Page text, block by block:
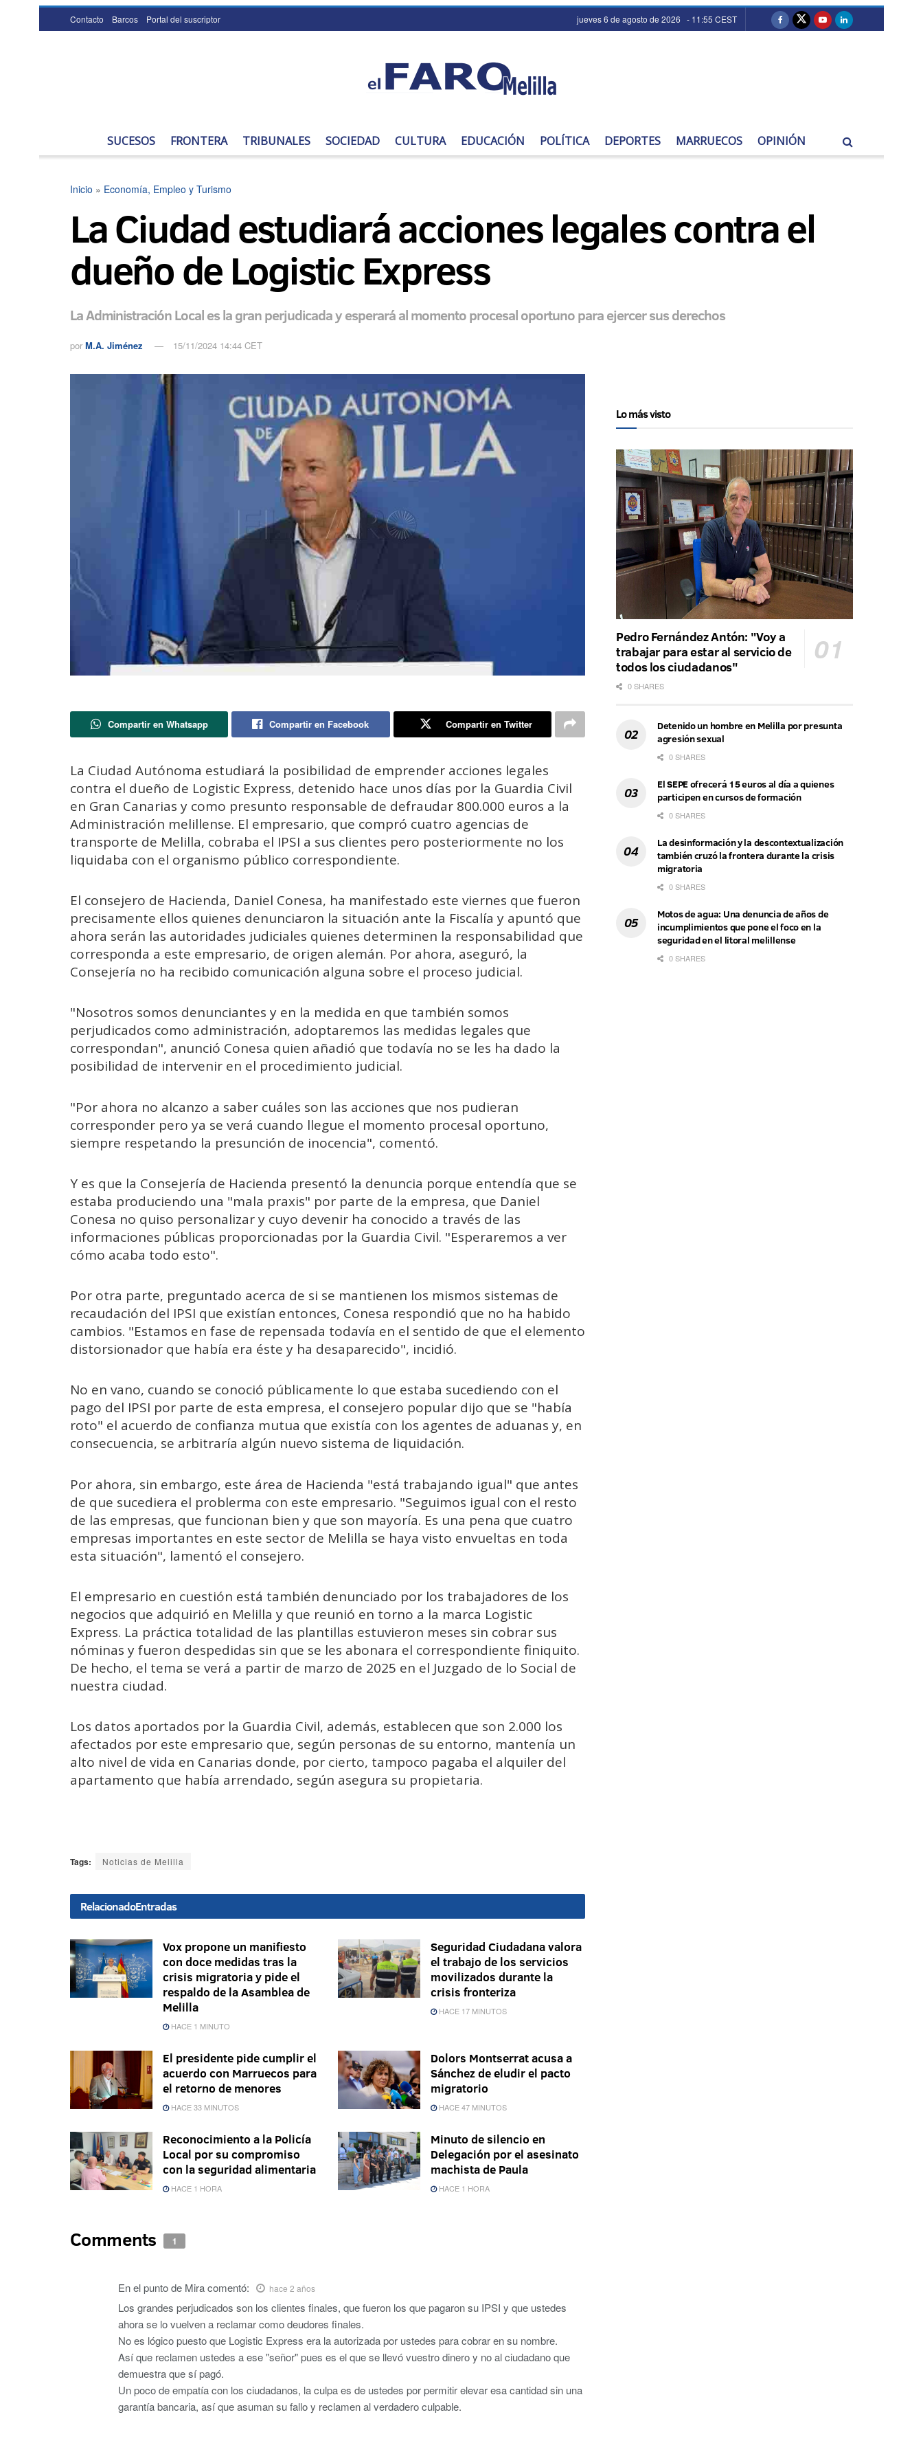
Contacto Barcos Portal del suscriptor jueves 6 de agosto de 2026 - 11:55 CEST
SUCESOS FRONTERA TRIBUNALES SOCIEDAD CULTURA EDUCACIÓN POLÍTICA DEPORTES MARRUECOS OPINIÓN
Inicio » Economía, Empleo y Turismo
La Ciudad estudiará acciones legales contra el
dueño de Logistic Express
La Administración Local es la gran perjudicada y esperará al momento procesal oportuno para ejercer sus derechos
por M.A. Jiménez 15/11/2024 14:44 CET
Compartir en Whatsapp Compartir en Facebook Compartir en Twitter
La Ciudad Autónoma estudiará la posibilidad de emprender acciones legales
contra el dueño de Logistic Express, detenido hace unos días por la Guardia Civil
en Gran Canarias y como presunto responsable de defraudar 800.000 euros a la
Administración melillense. El empresario, que compró cuatro agencias de
transporte de Melilla, cobraba el IPSI a sus clientes pero posteriormente no los
liquidaba con el organismo público correspondiente.
El consejero de Hacienda, Daniel Conesa, ha manifestado este viernes que fueron
precisamente ellos quienes denunciaron la situación ante la Fiscalía y apuntó que
ahora serán las autoridades judiciales quienes determinen la responsabilidad que
corresponda a este empresario, de origen alemán. Por ahora, aseguró, la
Consejería no ha recibido comunicación alguna sobre el proceso judicial.
"Nosotros somos denunciantes y en la medida en que también somos
perjudicados como administración, adoptaremos las medidas legales que
correspondan", anunció Conesa quien añadió que todavía no se les ha dado la
posibilidad de intervenir en el procedimiento judicial.
"Por ahora no alcanzo a saber cuáles son las acciones que nos pudieran
corresponder pero ya se verá cuando llegue el momento procesal oportuno,
siempre respetando la presunción de inocencia", comentó.
Y es que la Consejería de Hacienda presentó la denuncia porque entendía que se
estaba produciendo una "mala praxis" por parte de la empresa, que Daniel
Conesa no quiso personalizar y cuyo devenir ha conocido a través de las
informaciones públicas proporcionadas por la Guardia Civil. "Esperaremos a ver
cómo acaba todo esto".
Por otra parte, preguntado acerca de si se mantienen los mismos sistemas de
recaudación del IPSI que existían entonces, Conesa respondió que no ha habido
cambios. "Estamos en fase de repensada todavía en el sentido de que el elemento
distorsionador que había era éste y ha desaparecido", incidió.
No en vano, cuando se conoció públicamente lo que estaba sucediendo con el
pago del IPSI por parte de esta empresa, el consejero popular dijo que se "había
roto" el acuerdo de confianza mutua que existía con los agentes de aduanas y, en
consecuencia, se arbitraría algún nuevo sistema de liquidación.
Por ahora, sin embargo, este área de Hacienda "está trabajando igual" que antes
de que sucediera el problerma con este empresario. "Seguimos igual con el resto
de las empresas, que funcionan bien y que son mayoría. Es una pena que cuatro
empresas importantes en este sector de Melilla se haya visto envueltas en toda
esta situación", lamentó el consejero.
El empresario en cuestión está también denunciado por los trabajadores de los
negocios que adquirió en Melilla y que reunió en torno a la marca Logistic
Express. La práctica totalidad de las plantillas estuvieron meses sin cobrar sus
nóminas y fueron despedidas sin que se les abonara el correspondiente finiquito.
De hecho, el tema se verá a partir de marzo de 2025 en el Juzgado de lo Social de
nuestra ciudad.
Los datos aportados por la Guardia Civil, además, establecen que son 2.000 los
afectados por este empresario que, según personas de su entorno, mantenía un
alto nivel de vida en Canarias donde, por cierto, tampoco pagaba el alquiler del
apartamento que había arrendado, según asegura su propietaria.
Tags: Noticias de Melilla
RelacionadoEntradas
Vox propone un manifiesto
con doce medidas tras la
crisis migratoria y pide el
respaldo de la Asamblea de
Melilla
HACE 1 MINUTO
Seguridad Ciudadana valora
el trabajo de los servicios
movilizados durante la
crisis fronteriza
HACE 17 MINUTOS
El presidente pide cumplir el
acuerdo con Marruecos para
el retorno de menores
HACE 33 MINUTOS
Dolors Montserrat acusa a
Sánchez de eludir el pacto
migratorio
HACE 47 MINUTOS
Reconocimiento a la Policía
Local por su compromiso
con la seguridad alimentaria
HACE 1 HORA
Minuto de silencio en
Delegación por el asesinato
machista de Paula
HACE 1 HORA
Comments 1
En el punto de Miracomentó: hace 2 años
Los grandes perjudicados son los clientes finales, que fueron los que pagaron su IPSI y que ustedes
ahora se lo vuelven a reclamar como deudores finales.
No es lógico puesto que Logistic Express era la autorizada por ustedes para cobrar en su nombre.
Así que reclamen ustedes a ese "señor" pues es el que se llevó vuestro dinero y no al ciudadano que
demuestra que sí pagó.
Un poco de empatía con los ciudadanos, la culpa es de ustedes por permitir elevar esa cantidad sin una
garantía bancaria, así que asuman su fallo y reclamen al verdadero culpable.
Lo más visto
Pedro Fernández Antón: "Voy a
trabajar para estar al servicio de
todos los ciudadanos"
0 SHARES
Detenido un hombre en Melilla por presunta
agresión sexual
0 SHARES
El SEPE ofrecerá 15 euros al día a quienes
participen en cursos de formación
0 SHARES
La desinformación y la descontextualización
también cruzó la frontera durante la crisis
migratoria
0 SHARES
Motos de agua: Una denuncia de años de
incumplimientos que pone el foco en la
seguridad en el litoral melillense
0 SHARES